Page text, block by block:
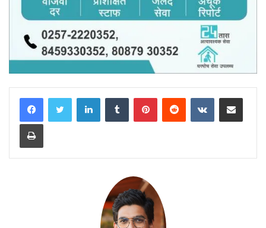
LinkedInTumblr PinterestReddit VKontakteShare via Email
Print